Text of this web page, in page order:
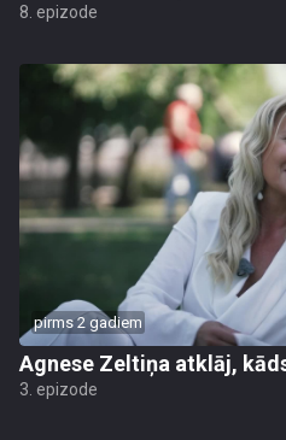
8. epizode
pirms 2 gadiem
Agnese Zeltiņa atklāj,
3. epizode